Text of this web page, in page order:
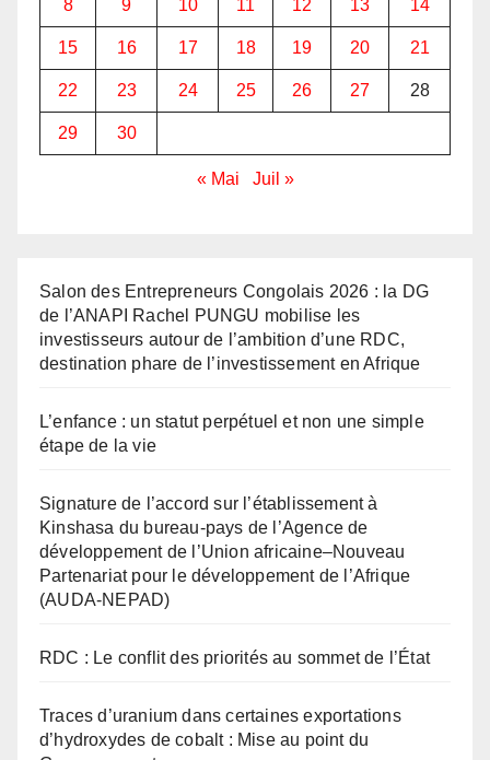
8 9 10 11 12 13 14
15 16 17 18 19 20 21
22 23 24 25 26 27 28
29 30
« Mai Juil »
Salon des Entrepreneurs Congolais 2026 : la DG
de l’ANAPI Rachel PUNGU mobilise les
investisseurs autour de l’ambition d’une RDC,
destination phare de l’investissement en Afrique
L’enfance : un statut perpétuel et non une simple
étape de la vie
Signature de l’accord sur l’établissement à
Kinshasa du bureau-pays de l’Agence de
développement de l’Union africaine–Nouveau
Partenariat pour le développement de l’Afrique
(AUDA-NEPAD)
RDC : Le conflit des priorités au sommet de l’État
Traces d’uranium dans certaines exportations
d’hydroxydes de cobalt : Mise au point du